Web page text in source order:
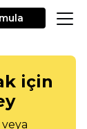
için